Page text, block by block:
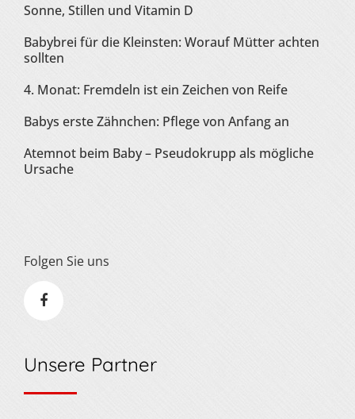
Sonne, Stillen und Vitamin D
Babybrei für die Kleinsten: Worauf Mütter achten
sollten
4. Monat: Fremdeln ist ein Zeichen von Reife
Babys erste Zähnchen: Pflege von Anfang an
Atemnot beim Baby – Pseudokrupp als mögliche
Ursache
Folgen Sie uns
Unsere Partner